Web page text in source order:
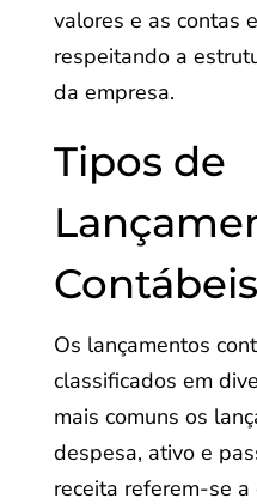
valores e as contas
respeitando a
da empresa.
Tipos de
Contábeis
Os lançamentos
classificados em
mais comuns os
despesa, ativo e
receita referem-se